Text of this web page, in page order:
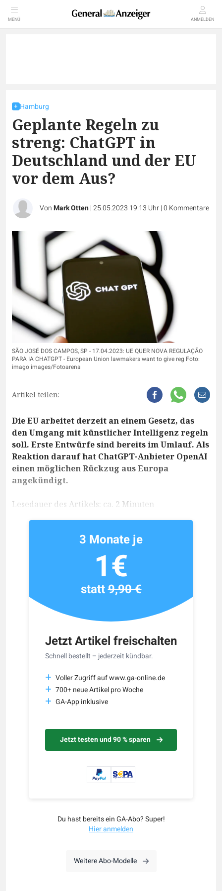
MENÜ ANMELDEN
Hamburg
Geplante Regeln zu
streng: ChatGPT in
Deutschland und der EU
vor dem Aus?
VonMark Otten|25.05.2023 19:13 Uhr|0 Kommentare
SÃO JOSÉ DOS CAMPOS, SP - 17.04.2023: UE QUER NOVA REGULAÇÃO
PARA IA CHATGPT - European Union lawmakers want to give reg Foto:
imago images/Fotoarena
Artikel teilen:
Die EU arbeitet derzeit an einem Gesetz, das
den Umgang mit künstlicher Intelligenz regeln
soll. Erste Entwürfe sind bereits im Umlauf. Als
Reaktion darauf hat ChatGPT-Anbieter OpenAI
einen möglichen Rückzug aus Europa
angekündigt.
Lesedauer des Artikels: ca. 2 Minuten
Jetzt Artikel freischalten
Schnell bestellt – jederzeit kündbar.
Voller Zugriff auf www.ga-online.de
700+ neue Artikel pro Woche
GA-App inklusive
Jetzt testen und 90 % sparen
3 Monate je
1€
statt9,90 €
Du hast bereits ein GA-Abo? Super!
Hier anmelden
Weitere Abo-Modelle